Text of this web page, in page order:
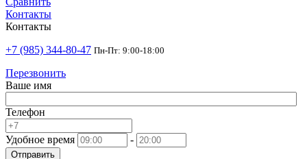
Контакты
Контакты
+7 (985) 344-80-47 Пн-Пт: 9:00-18:00
Перезвонить
Ваше имя
Телефон
Удобное время -
Отправить